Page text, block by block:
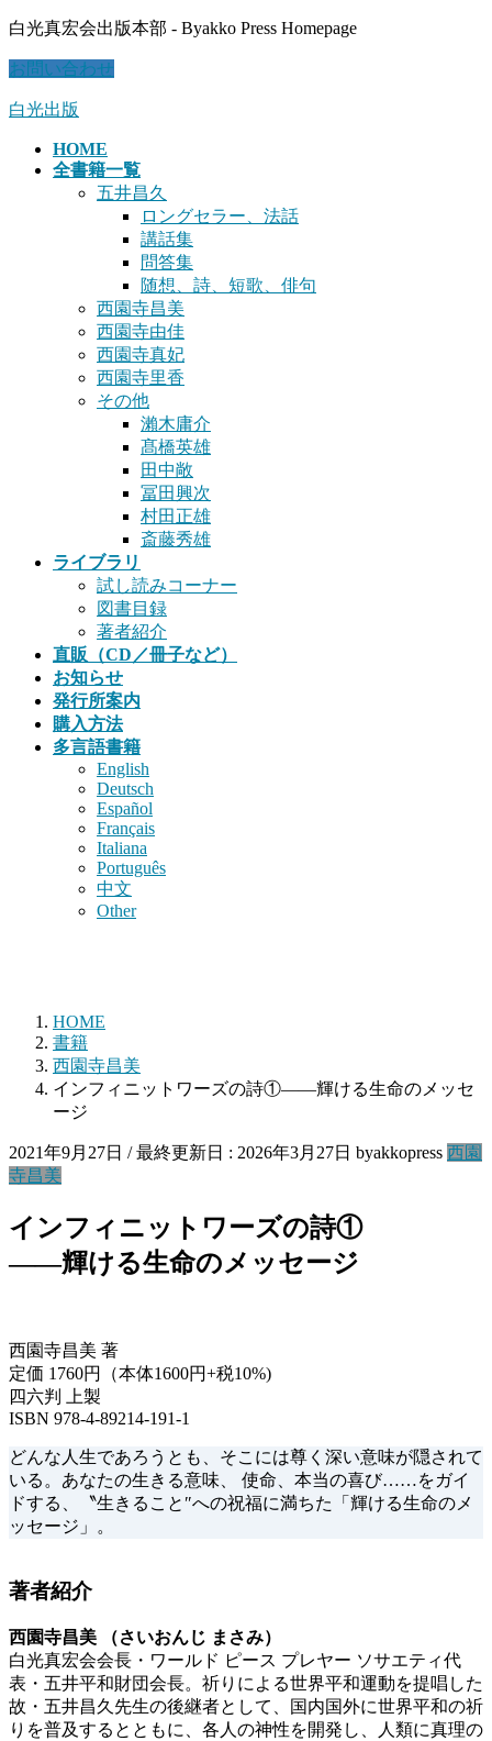
コ
テ
ツ
ナ
ゲ
シ
白光真宏会出版本部 - Byakko Press Homepage
お問い合わせ
白光出版
HOME
全書籍一覧
五井昌久
ロングセラー、法話
講話集
問答集
随想、詩、短歌、俳句
西園寺昌美
西園寺由佳
西園寺真妃
西園寺里香
その他
瀨木庸介
髙橋英雄
田中敞
冨田興次
村田正雄
斎藤秀雄
ライブラリ
試し読みコーナー
図書目録
著者紹介
直販（CD／冊子など）
お知らせ
発行所案内
購入方法
多言語書籍
English
Deutsch
Español
Français
Italiana
Português
中文
Other
HOME
書籍
西園寺昌美
インフィニットワーズの詩①――輝ける生命のメッセ
ージ
2021年9月27日 / 最終更新日 : 2026年3月27日 byakkopress 西園
寺昌美
インフィニットワーズの詩①
――輝ける生命のメッセージ
西園寺昌美 著
定価 1760円（本体1600円+税10%)
四六判 上製
ISBN 978-4-89214-191-1
どんな人生であろうとも、そこには尊く深い意味が隠されて
いる。あなたの生きる意味、 使命、本当の喜び……をガイ
ドする、〝生きること″への祝福に満ちた「輝ける生命のメ
ッセージ」。
著者紹介
西園寺昌美 （さいおんじ まさみ）
白光真宏会会長・ワールド ピース プレヤー ソサエティ代
表・五井平和財団会長。祈りによる世界平和運動を提唱した
故・五井昌久先生の後継者として、国内国外に世界平和の祈
りを普及するとともに、各人の神性を開発し、人類に真理の